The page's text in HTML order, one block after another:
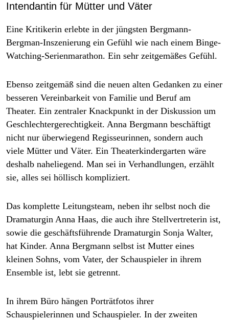
Intendantin für Mütter und Väter
Eine Kritikerin erlebte in der jüngsten Bergmann-
Bergman-Inszenierung ein Gefühl wie nach einem Binge-
Watching-Serienmarathon. Ein sehr zeitgemäßes Gefühl.
Ebenso zeitgemäß sind die neuen alten Gedanken zu einer
besseren Vereinbarkeit von Familie und Beruf am
Theater. Ein zentraler Knackpunkt in der Diskussion um
Geschlechtergerechtigkeit. Anna Bergmann beschäftigt
nicht nur überwiegend Regisseurinnen, sondern auch
viele Mütter und Väter. Ein Theaterkindergarten wäre
deshalb naheliegend. Man sei in Verhandlungen, erzählt
sie, alles sei höllisch kompliziert.
Das komplette Leitungsteam, neben ihr selbst noch die
Dramaturgin Anna Haas, die auch ihre Stellvertreterin ist,
sowie die geschäftsführende Dramaturgin Sonja Walter,
hat Kinder. Anna Bergmann selbst ist Mutter eines
kleinen Sohns, vom Vater, der Schauspieler in ihrem
Ensemble ist, lebt sie getrennt.
In ihrem Büro hängen Porträtfotos ihrer
Schauspielerinnen und Schauspieler. In der zweiten